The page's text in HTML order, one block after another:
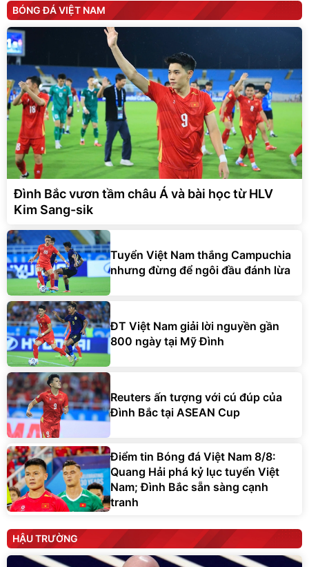
BÓNG ĐÁ VIỆT NAM
Đình Bắc vươn tầm châu Á và bài học từ HLV
Kim Sang-sik
Tuyển Việt Nam thắng Campuchia
nhưng đừng để ngôi đầu đánh lừa
ĐT Việt Nam giải lời nguyền gần
800 ngày tại Mỹ Đình
Reuters ấn tượng với cú đúp của
Đình Bắc tại ASEAN Cup
Điểm tin Bóng đá Việt Nam 8/8:
Quang Hải phá kỷ lục tuyển Việt
Nam; Đình Bắc sẵn sàng cạnh
tranh
HẬU TRƯỜNG